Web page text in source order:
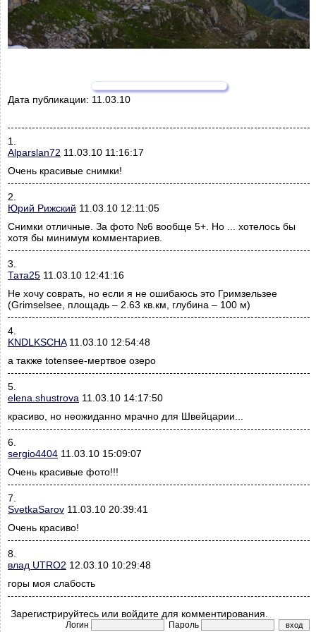
Дата публикации: 11.03.10
1.
Alparslan72 11.03.10 11:16:17
Очень красивые снимки!
2.
Юрий Рижский 11.03.10 12:11:05
Снимки отличные. За фото №6 вообще 5+. Но ... хотелось бы
хотя бы минимум комментариев.
3.
Тата25 11.03.10 12:41:16
Не хочу соврать, но если я не ошибаюсь это Гримзельзее
(Grimselsee, площадь – 2.63 кв.км, глубина – 100 м)
4.
KNDLKSCHA11.03.10 12:54:48
а также totensee-мертвое озеро
5.
elena.shustrova 11.03.10 14:17:50
красиво, но неожиданно мрачно для Швейцарии...
6.
sergio4404 11.03.10 15:09:07
Очень красивые фото!!!
7.
SvetkaSarov 11.03.10 20:39:41
Очень красиво!
8.
влад UTRO2 12.03.10 10:29:48
горы моя слабость
Зарегистрируйтесь или войдите для комментирования.
Логин Пароль